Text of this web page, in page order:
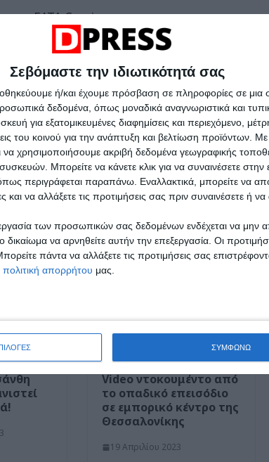
Σεβόμαστε την ιδιωτικότητά σας
ή/και έχουμε πρόσβαση σε πληροφορίες σε
δεδομένα, όπως μοναδικά αναγνωριστικά και
για εξατομικευμένες διαφημίσεις και περιεχόμενο,
του κοινού για την ανάπτυξη και βελτίωση προϊόντων. Με
να χρησιμοποιήσουμε ακριβή δεδομένα γεωγραφικής
Μπορείτε να κάνετε κλικ για να συναινέσετε στην
περιγράφεται παραπάνω. Εναλλακτικά, μπορείτε να
και να αλλάξετε τις προτιμήσεις σας πριν συναινέσετε ή να
των προσωπικών σας δεδομένων ενδέχεται να μην
να αρνηθείτε αυτήν την επεξεργασία. Οι
πάντα να αλλάξετε τις προτιμήσεις σας
πολιτική απορρήτου μας.
ΣΥΜΦΩΝΩ
το ΕΛΤΑ Courier
για Όλους 2026-2027»
κέντρο της Θεσσαλονίκης
γράφουν κρατούμενοι των
Νέας Μαγνησίας σε τροχιά
στο ΓΣ Παπανικολάου (pics)
Video ντοκουμέντο από
το οπαδικό επεισόδιο
σε εμπορικό κέντρο της
Θεσσαλονίκης
19 Απριλίου 2023